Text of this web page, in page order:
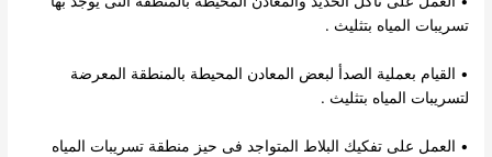
تسريبات المياه بتثليث .
• القيام بعملية الصدأ لبعض المعادن المحيطة بالمنطقة المعرضة
لتسريبات المياه بتثليث .
• العمل على تفكيك البلاط المتواجد فى حيز منطقة تسريبات المياه